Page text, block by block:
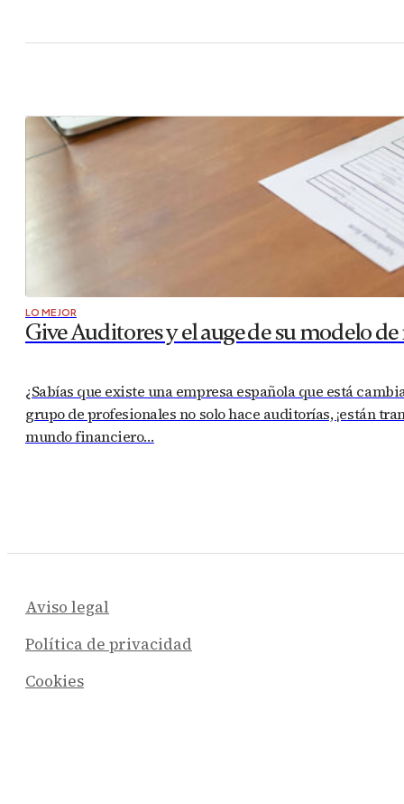
LO MEJOR
Give Auditores y el auge de su modelo
¿Sabías que existe una empresa española que está
grupo de profesionales no solo hace auditorías, ¡están
mundo financiero…
Aviso legal
Política de privacidad
Cookies